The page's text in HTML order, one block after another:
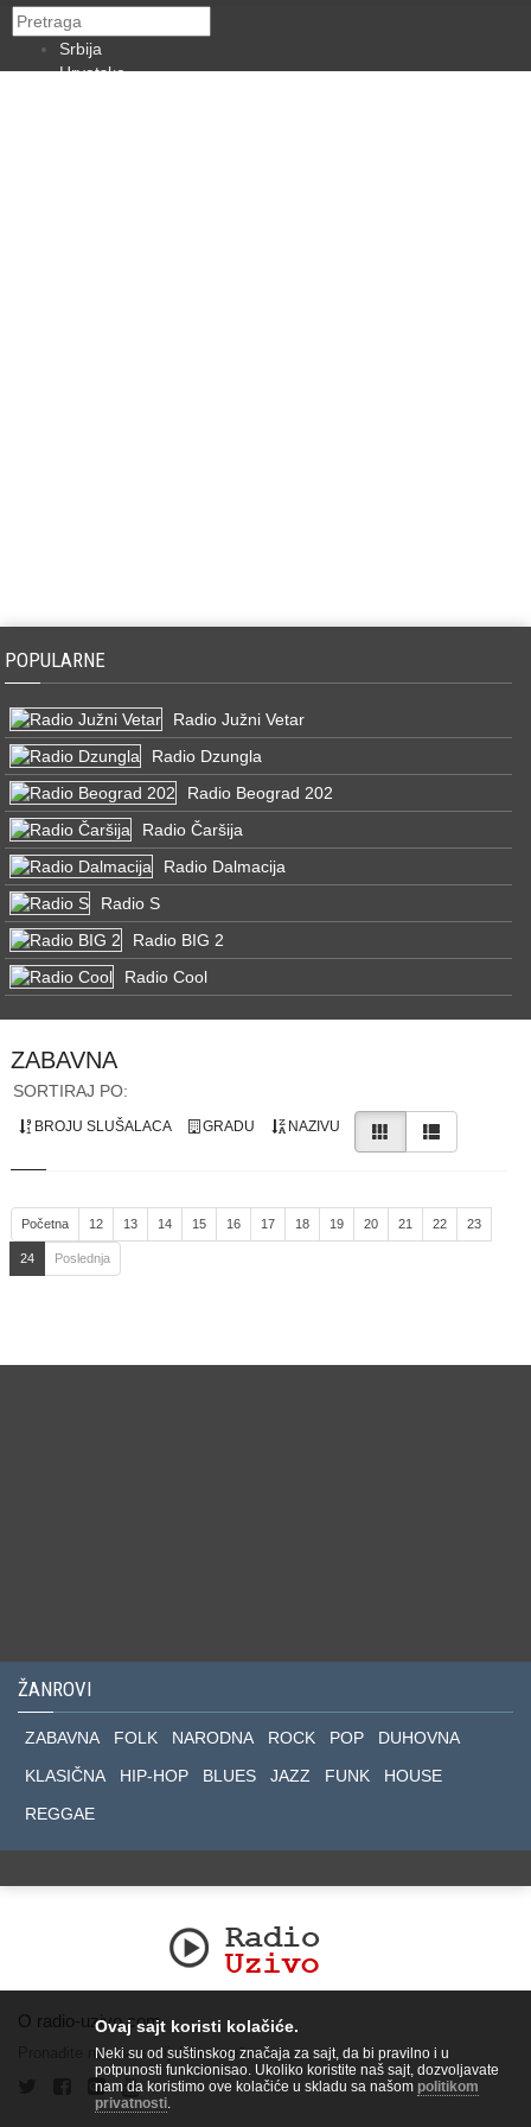
Srbija
Hrvatska
POPULARNE
Radio Južni Vetar
Radio Dzungla
Radio Beograd 202
Radio Čaršija
Radio Dalmacija
Radio S
Radio BIG 2
Radio Cool
ZABAVNA
SORTIRAJ PO:
BROJU SLUŠALACA GRADU NAZIVU
Početna 12 13 14 15 16 17 18 19 20 21 22 23
24 Poslednja
ŽANROVI
ZABAVNA FOLK NARODNA ROCK POP
DUHOVNA
KLASIČNA
HIP-HOP BLUES JAZZ FUNK
HOUSE
REGGAE
O radio-uzivo.com
Pronađite nas na socijalnim mrežama.
Ovaj sajt koristi kolačiće.
Neki su od suštinskog značaja za sajt, da bi pravilno i u
potpunosti funkcionisao. Ukoliko koristite naš sajt, dozvoljavate
nam da koristimo ove kolačiće u skladu sa našom politikom
privatnosti.